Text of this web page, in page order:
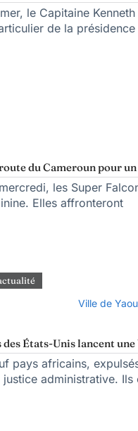
le Capitaine
de la
du Cameroun pour
les Super
Elles affronteront
des États-Unis lancent
pays africains,
administrative. Ils